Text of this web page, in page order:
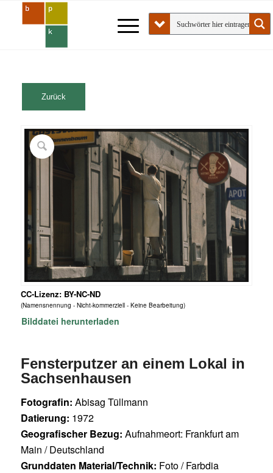
CC-Lizenz: BY-NC-ND
(Namensnennung - Nicht-kommerziell - Keine Bearbeitung)
Bilddatei herunterladen
Fensterputzer an einem Lokal in
Sachsenhausen
Fotografin: Abisag Tüllmann
Datierung: 1972
Geografischer Bezug: Aufnahmeort: Frankfurt am
Main / Deutschland
Grunddaten Material/Technik: Foto / Farbdia